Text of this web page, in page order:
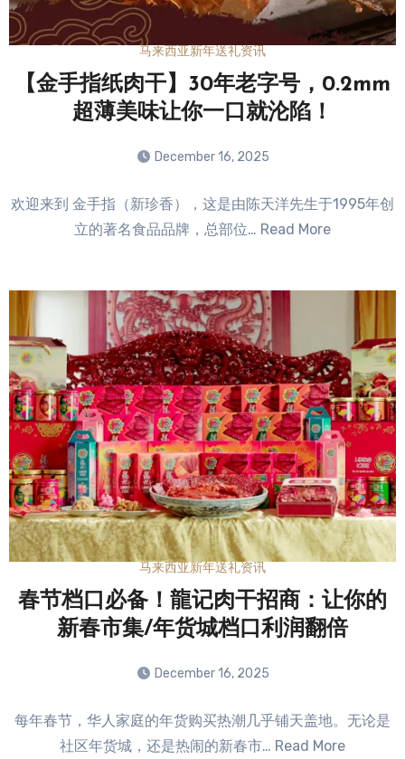
马来西亚新年送礼资讯
【金手指纸肉干】30年老字号，0.2mm
超薄美味让你一口就沦陷！
December 16, 2025
Comments
欢迎来到 金手指（新珍香），这是由陈天洋先生于1995年创
立的著名食品品牌，总部位… Read More
马来西亚新年送礼资讯
春节档口必备！龍记肉干招商：让你的
新春市集/年货城档口利润翻倍
December 16, 2025
Comments
每年春节，华人家庭的年货购买热潮几乎铺天盖地。无论是
社区年货城，还是热闹的新春市… Read More